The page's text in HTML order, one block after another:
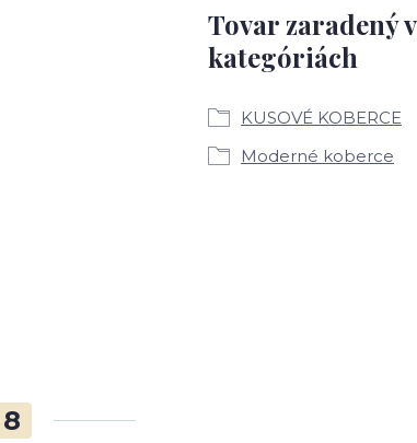
Tovar zaradený v
kategóriách
KUSOVÉ KOBERCE
Moderné koberce
8